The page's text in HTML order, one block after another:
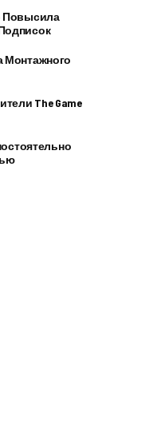
Повысила
Монтажного
The Game